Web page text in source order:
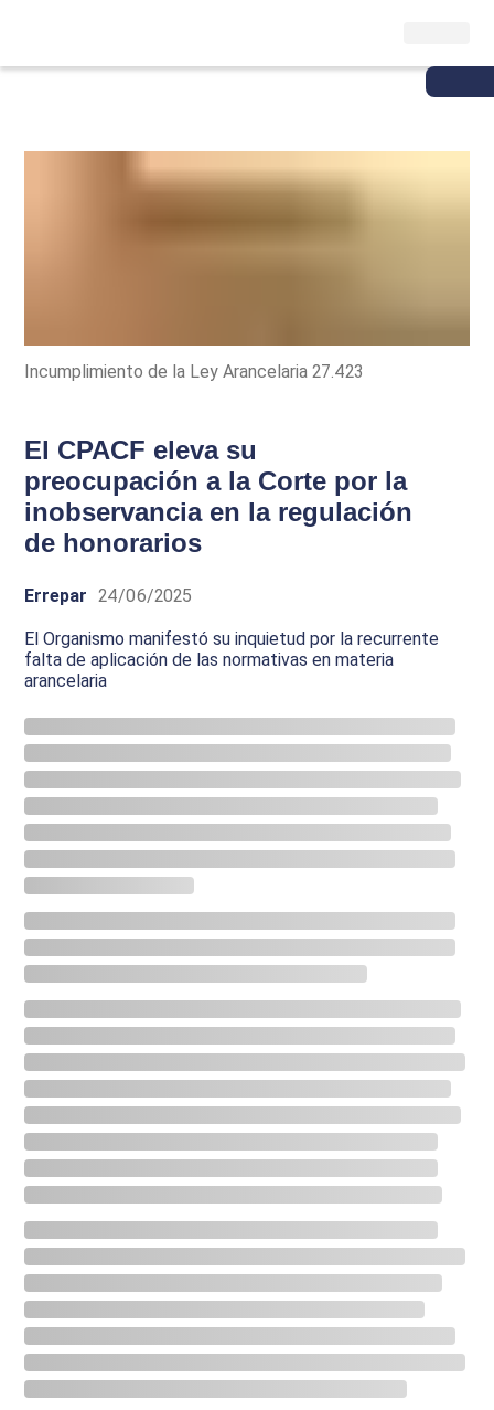
Incumplimiento de la Ley Arancelaria 27.423
El CPACF eleva su
preocupación a la Corte por la
inobservancia en la regulación
de honorarios
Errepar 24/06/2025
El Organismo manifestó su inquietud por la recurrente
falta de aplicación de las normativas en materia
arancelaria